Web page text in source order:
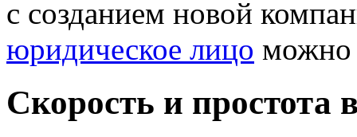
с созданием новой
юридическое лицо можно
Скорость и простота